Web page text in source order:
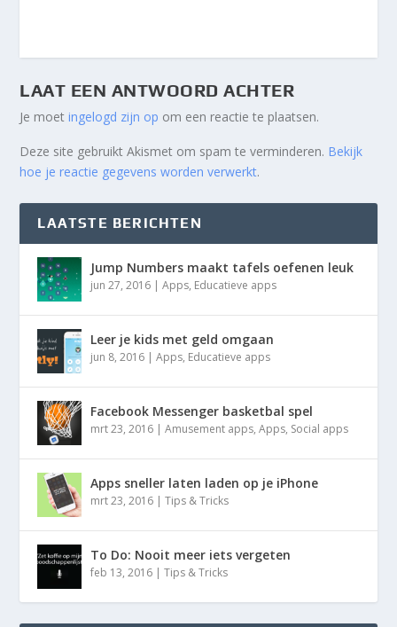
LAAT EEN ANTWOORD ACHTER
Je moetingelogd zijn op om een reactie te plaatsen.
Deze site gebruikt Akismet om spam te verminderen. Bekijk
hoe je reactie gegevens worden verwerkt.
LAATSTE BERICHTEN
Jump Numbers maakt tafels oefenen leuk
jun 27, 2016 |Apps, Educatieve apps
Leer je kids met geld omgaan
jun 8, 2016 |Apps, Educatieve apps
Facebook Messenger basketbal spel
mrt 23, 2016 |Amusement apps,Apps, Social apps
Apps sneller laten laden op je iPhone
mrt 23, 2016 |Tips & Tricks
To Do: Nooit meer iets vergeten
feb 13, 2016 |Tips & Tricks